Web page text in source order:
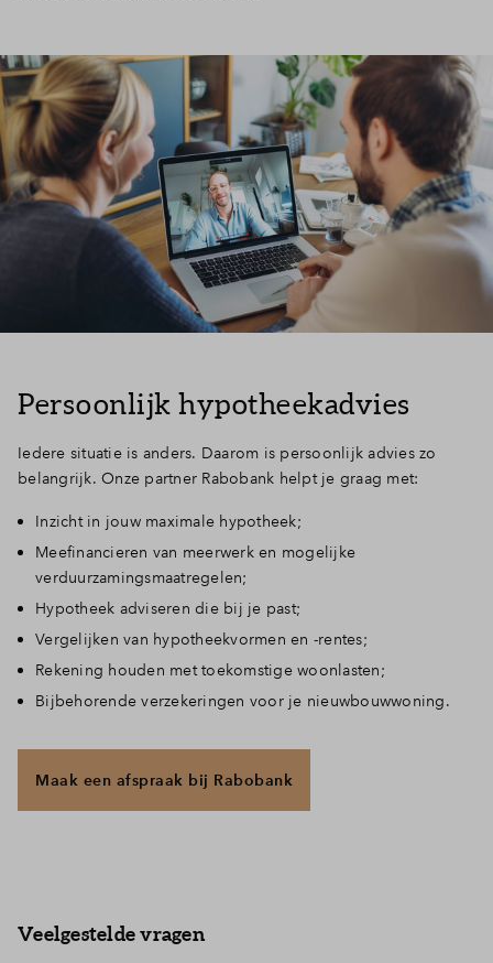
Persoonlijk hypotheekadvies
Iedere situatie is anders. Daarom is persoonlijk advies zo
belangrijk. Onze partner Rabobank helpt je graag met:
Inzicht in jouw maximale hypotheek;
Meefinancieren van meerwerk en mogelijke
verduurzamingsmaatregelen;
Hypotheek adviseren die bij je past;
Vergelijken van hypotheekvormen en -rentes;
Rekening houden met toekomstige woonlasten;
Bijbehorende verzekeringen voor je nieuwbouwwoning.
Maak een afspraak bij Rabobank
Veelgestelde vragen